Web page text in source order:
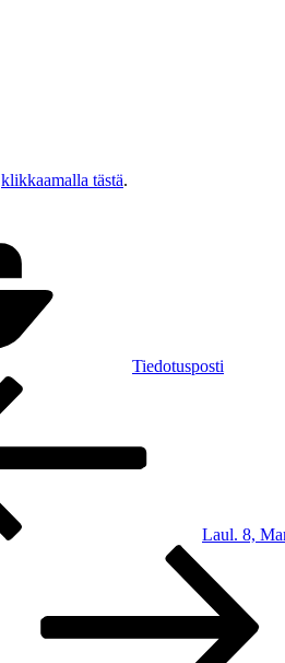
klikkaamalla tästä.
Tiedotusposti
Laul. 8,